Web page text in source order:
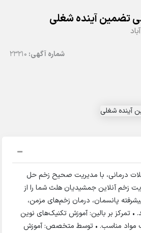
تضمین آینده شغلی
شماره آگهی: 23210
۹۰٪ از مشکلات درمانی، با مدیریت صحیح زخم حل
زخم آنلاین جمشیدیان هلث شما را از
پانسمان، درمان زخم‌های مزمن،
• تمرکز بر بالین: آموزش تکنیک‌های نوین
مواد مناسب. • توسط متخصص: آموزش